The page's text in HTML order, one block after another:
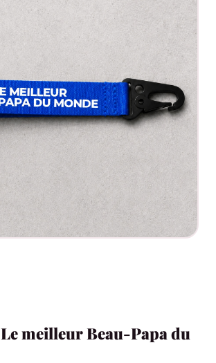
meilleur Beau-Papa du